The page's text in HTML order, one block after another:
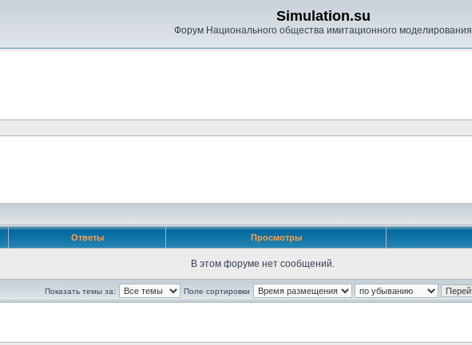
Simulation.su
Форум Национального общества имитационного моделирования
Ответы Просмотры
В этом форуме нет сообщений.
Показать темы за: Поле сортировки